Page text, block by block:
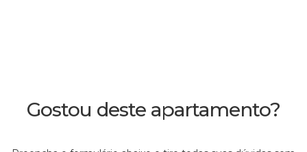
Gostou deste apartamento?